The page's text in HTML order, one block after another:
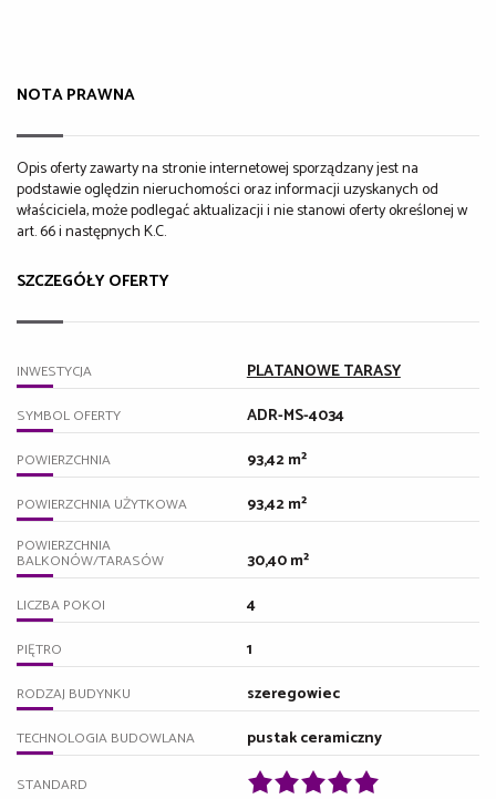
NOTA PRAWNA
Opis oferty zawarty na stronie internetowej sporządzany jest na
podstawie oględzin nieruchomości oraz informacji uzyskanych od
właściciela, może podlegać aktualizacji i nie stanowi oferty określonej w
art. 66 i następnych K.C.
SZCZEGÓŁY OFERTY
INWESTYCJA PLATANOWE TARASY
SYMBOL OFERTY ADR-MS-4034
POWIERZCHNIA 93,42 m²
POWIERZCHNIA UŻYTKOWA 93,42 m²
POWIERZCHNIA
BALKONÓW/TARASÓW 30,40 m²
LICZBA POKOI 4
PIĘTRO 1
RODZAJ BUDYNKU szeregowiec
TECHNOLOGIA BUDOWLANA pustak ceramiczny
STANDARD